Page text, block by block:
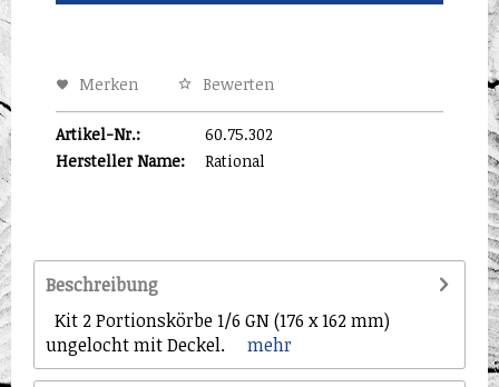
Merken Bewerten
Artikel-Nr.:
60.75.302
Hersteller Name:
Rational
Beschreibung
Kit 2 Portionskörbe 1/6 GN (176 x 162 mm)
ungelocht mit Deckel. mehr